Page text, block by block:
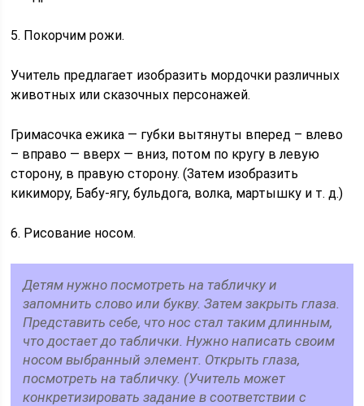
5. Покорчим рожи.
Учитель предлагает изобразить мордочки различных
животных или сказочных персонажей.
Гримасочка ежика — губки вытянуты вперед – влево
– вправо — вверх — вниз, потом по кругу в левую
сторону, в правую сторону. (Затем изобразить
кикимору, Бабу-ягу, бульдога, волка, мартышку и т. д.)
6. Рисование носом.
Детям нужно посмотреть на табличку и
запомнить слово или букву. Затем закрыть глаза.
Представить себе, что нос стал таким длинным,
что достает до таблички. Нужно написать своим
носом выбранный элемент. Открыть глаза,
посмотреть на табличку. (Учитель может
конкретизировать задание в соответствии с